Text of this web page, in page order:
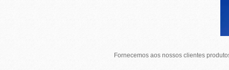
Fornecemos aos nossos clientes